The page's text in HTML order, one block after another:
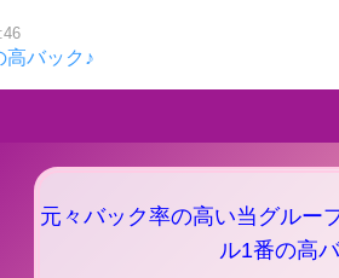
高バック♪
元々バック率の高い当グルー
ル1番の高